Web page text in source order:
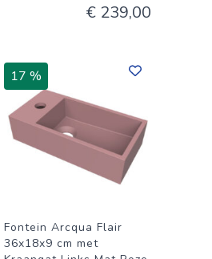
€ 239,00
17 %
Fontein Arcqua Flair
36x18x9 cm met